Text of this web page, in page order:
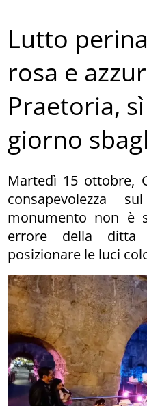
Lutto
rosa e
Praetoria,
giorno
Martedì 15 ottobre,
consapevolezza
monumento non è
errore della ditta
posizionare le luci